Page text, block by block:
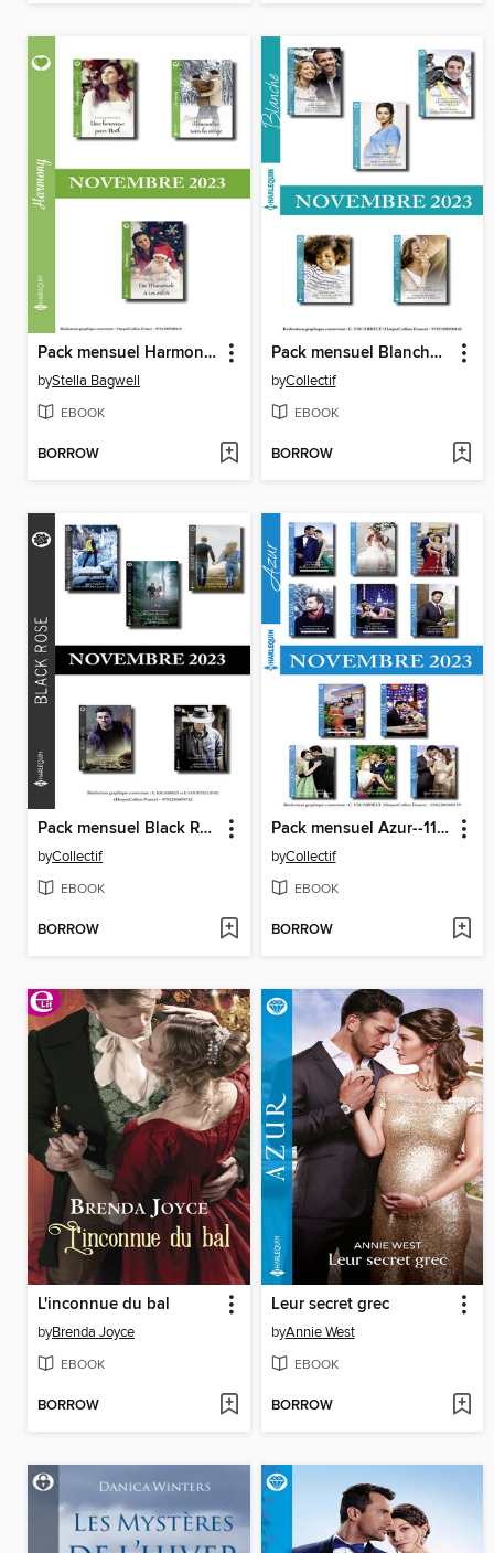
Pack mensuel Harmony--3 romans (Novembre 2023)
byStella Bagwell
EBOOK
BORROW
Pack mensuel Blanche--10 romans (Novembre 2023)
byCollectif
EBOOK
BORROW
Pack mensuel Black Rose--10 romans (Novembre 2023)
byCollectif
EBOOK
BORROW
Pack mensuel Azur--11 romans (Novembre 2023)
byCollectif
EBOOK
BORROW
L'inconnue du bal
byBrenda Joyce
EBOOK
BORROW
Leur secret grec
byAnnie West
EBOOK
BORROW